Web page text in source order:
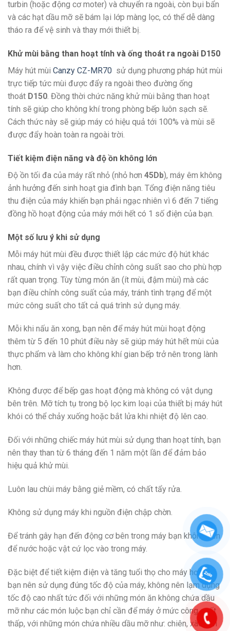
turbin (hoặc động cơ moter) và chuyển ra ngoài, còn bụi bẩn
và các hạt dầu mỡ sẽ bám lại lớp màng lọc, có thể dễ dàng
tháo ra để vệ sinh và thay mới thiết bị.
Khử mùi bằng than hoạt tính và ống thoát ra ngoài D150
Máy hút mùi Canzy CZ-MR70 sử dụng phương pháp hút mùi
trực tiếp tức mùi được đẩy ra ngoài theo đường ống
thoát D150. Đồng thời chức năng khử mùi bằng than hoạt
tính sẽ giúp cho không khí trong phòng bếp luôn sạch sẽ.
Cách thức này sẽ giúp máy có hiệu quả tới 100% và mùi sẽ
được đẩy hoàn toàn ra ngoài trời.
Tiết kiệm điện năng và độ ồn không lớn
Độ ồn tối đa của máy rất nhỏ (nhỏ hơn 45Db), máy êm không
ảnh hưởng đến sinh hoạt gia đình bạn. Tổng điện năng tiêu
thu điện của máy khiến bạn phải ngạc nhiên vì 6 đến 7 tiếng
đồng hồ hoạt động của máy mới hết có 1 số điện của bạn.
Một số lưu ý khi sử dụng
Mỗi máy hút mùi đều được thiết lập các mức độ hút khác
nhau, chính vì vậy việc điều chỉnh công suất sao cho phù hợp
rất quan trọng. Tùy từng món ăn (ít mùi, đậm mùi) mà các
bạn điều chỉnh công suất của máy, tránh tình trạng để một
mức công suất cho tất cả quá trình sử dụng máy.
Mỗi khi nấu ăn xong, bạn nên để máy hút mùi hoạt động
thêm từ 5 đến 10 phút điều này sẽ giúp máy hút hết mùi của
thực phẩm và làm cho không khí gian bếp trở nên trong lành
hơn.
Không được để bếp gas hoạt động mà không có vật dụng
bên trên. Mỡ tích tụ trong bộ lọc kim loại của thiết bị máy hút
khói có thể chảy xuống hoặc bắt lửa khi nhiệt độ lên cao.
Đối với những chiếc máy hút mùi sử dụng than hoạt tính, bạn
nên thay than từ 6 tháng đến 1 năm một lần để đảm bảo
hiệu quả khử mùi.
Luôn lau chùi máy bằng giẻ mềm, có chất tẩy rửa.
Không sử dụng máy khi nguồn điện chập chờn.
Để tránh gây hạn đến động cơ bên trong máy bạn không nên
để nước hoặc vật cứ lọc vào trong máy.
Đặc biệt để tiết kiệm điện và tăng tuổi thọ cho máy hơn hết
bạn nên sử dụng đúng tốc độ của máy, không nên lạm dụng
tốc độ cao nhất tức đối với những món ăn không chứa dầu
mỡ như các món luộc bạn chỉ cần để máy ở mức công suất
thấp, với những món chứa nhiều dầu mỡ như: chiên, xào, rán